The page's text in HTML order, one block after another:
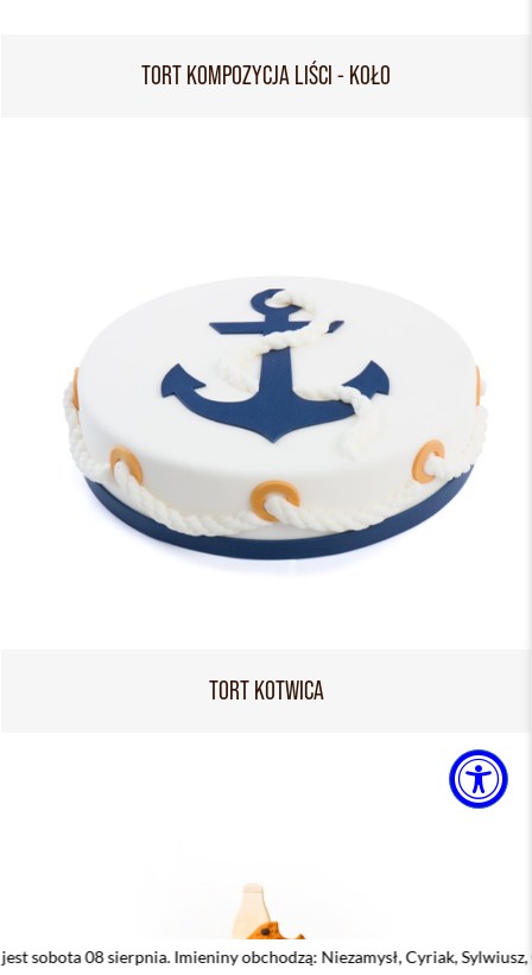
TORT KOMPOZYCJA LIŚCI - KOŁO
TORT KOTWICA
Imieniny obchodzą: Niezamysł, Cyriak, Sylwiusz, Cyryl, Emilian,